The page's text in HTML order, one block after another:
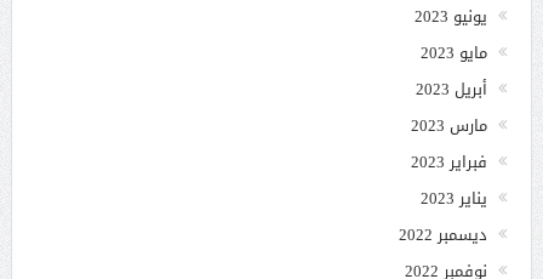
يونيو 2023
مايو 2023
أبريل 2023
مارس 2023
فبراير 2023
يناير 2023
ديسمبر 2022
نوفمبر 2022